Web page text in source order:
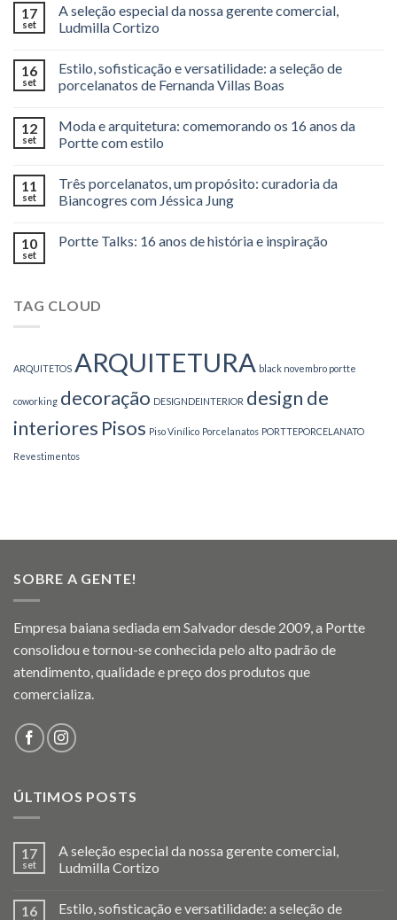
17
set
A seleção especial da nossa gerente comercial,
Ludmilla Cortizo
16
set
Estilo, sofisticação e versatilidade: a seleção de
porcelanatos de Fernanda Villas Boas
12
set
Moda e arquitetura: comemorando os 16 anos da
Portte com estilo
11
set
Três porcelanatos, um propósito: curadoria da
Biancogres com Jéssica Jung
10
set
Portte Talks: 16 anos de história e inspiração
TAG CLOUD
ARQUITETOS ARQUITETURA black novembro portte
coworking decoração DESIGNDEINTERIOR design de
interiores Pisos Piso Vinílico Porcelanatos PORTTEPORCELANATO
Revestimentos
SOBRE A GENTE!
Empresa baiana sediada em Salvador desde 2009, a Portte
consolidou e tornou-se conhecida pelo alto padrão de
atendimento, qualidade e preço dos produtos que
comercializa.
ÚLTIMOS POSTS
17
set
A seleção especial da nossa gerente comercial,
Ludmilla Cortizo
16
Estilo, sofisticação e versatilidade: a seleção de